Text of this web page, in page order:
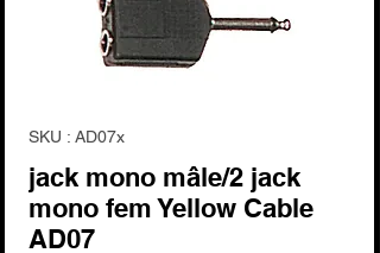
SKU : AD07x
jack mono mâle/2 jack
mono fem Yellow Cable
AD07